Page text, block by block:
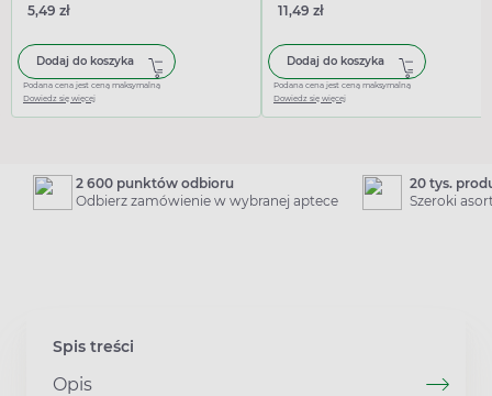
5,49 zł
Dodaj do koszyka
Podana cena jest ceną maksymalną
Dowiedz się więcej
11,49 zł
Dodaj do koszyka
Podana cena jest ceną maksymalną
Dowiedz się więcej
2 600 punktów odbioru
Odbierz zamówienie w wybranej aptece
20 tys.
Szeroki
Spis treści
Opis